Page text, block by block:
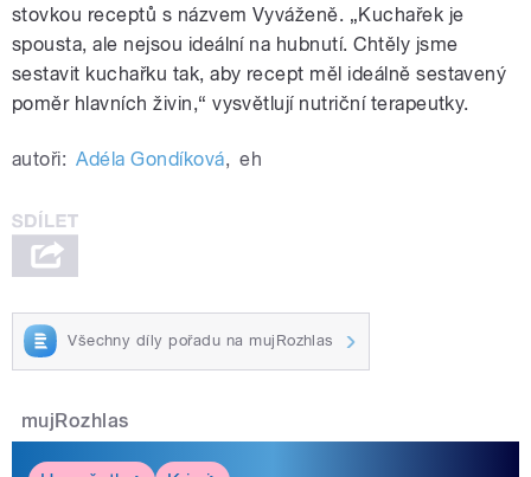
stovkou receptů s názvem Vyváženě. „Kuchařek je
spousta, ale nejsou ideální na hubnutí. Chtěly jsme
sestavit kuchařku tak, aby recept měl ideálně sestavený
poměr hlavních živin,“ vysvětlují nutriční terapeutky.
autoři: Adéla Gondíková, eh
Všechny díly pořadu na mujRozhlas
mujRozhlas